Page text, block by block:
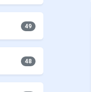
49
48